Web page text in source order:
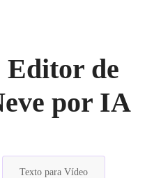
Editor de
por IA
Texto para Vídeo